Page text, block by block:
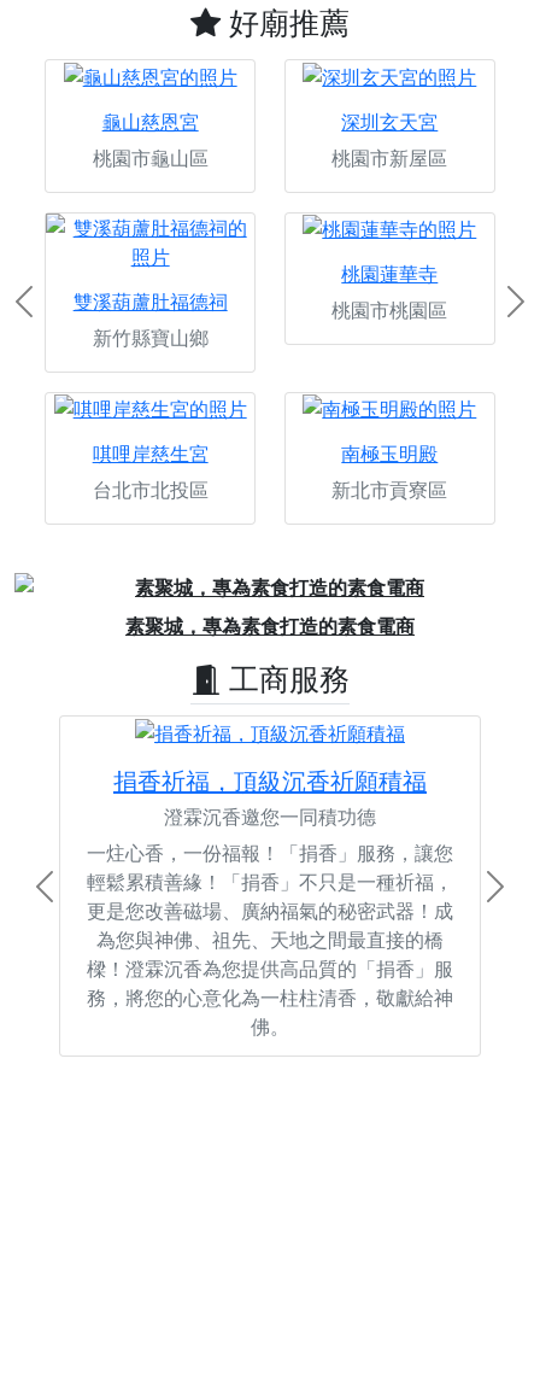
好廟推薦
龜山慈恩宮
桃園市龜山區
深圳玄天宮
桃園市新屋區
雙溪葫蘆肚福德祠
新竹縣寶山鄉
桃園蓮華寺
桃園市桃園區
唭哩岸慈生宮
台北市北投區
南極玉明殿
新北市貢寮區
Previous
素聚城，專為素食打造的素食電商
Previous
工商服務
捐香祈福，頂級沉香祈願積福
澄霖沉香邀您一同積功德
一炷心香，一份福報！「捐香」服務，讓您
輕鬆累積善緣！「捐香」不只是一種祈福，
更是您改善磁場、廣納福氣的秘密武器！成
為您與神佛、祖先、天地之間最直接的橋
樑！澄霖沉香為您提供高品質的「捐香」服
務，將您的心意化為一柱柱清香，敬獻給神
佛。
Previous Next